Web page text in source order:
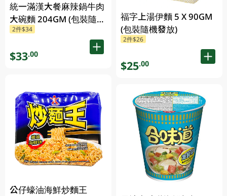
統一滿漢大餐麻辣鍋牛肉
大碗麵 204GM (包裝隨機
發放)
2件$34
$33.00
公仔蠔油海鮮炒麵王
福字上湯伊麵 5 X 90GM
(包裝隨機發放)
2件$26
$25.00